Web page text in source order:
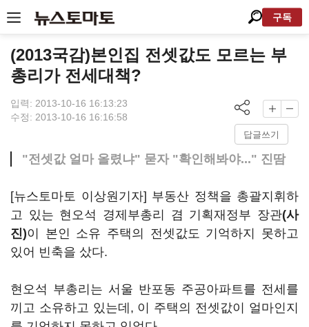
구독
(2013국감)본인집 전셋값도 모르는 부
총리가 전세대책?
입력: 2013-10-16 16:13:23
수정: 2013-10-16 16:16:58
답글쓰기
"전셋값 얼마 올렸냐" 묻자 "확인해봐야..." 진땀
[뉴스토마토 이상원기자] 부동산 정책을 총괄지휘하
고 있는 현오석 경제부총리 겸 기획재정부 장관(사
진)이 본인 소유 주택의 전셋값도 기억하지 못하고
있어 빈축을 샀다.
현오석 부총리는 서울 반포동 주공아파트를 전세를
끼고 소유하고 있는데, 이 주택의 전셋값이 얼마인지